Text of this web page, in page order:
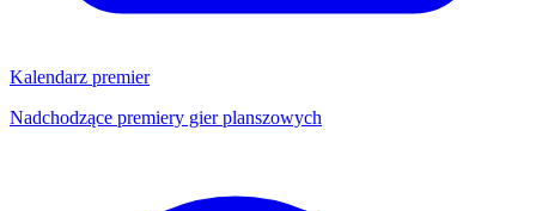
Kalendarz premier
Nadchodzące premiery gier planszowych